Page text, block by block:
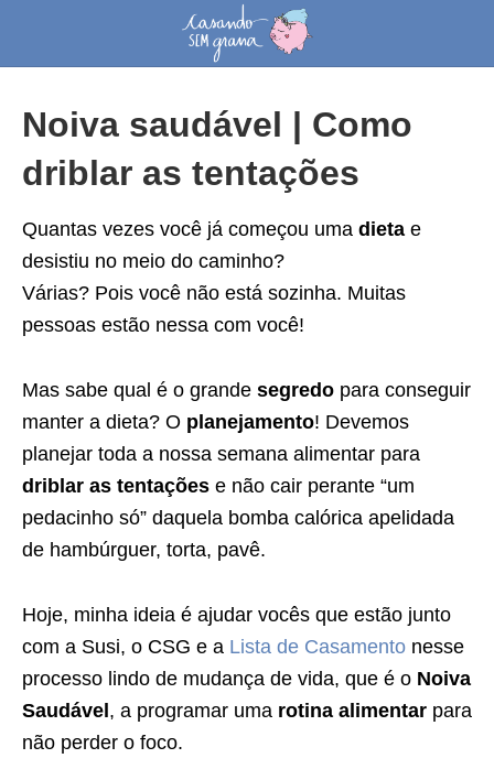
Noiva saudável | Como
driblar as tentações
Quantas vezes você já começou uma dieta e
desistiu no meio do caminho?
Várias? Pois você não está sozinha. Muitas
pessoas estão nessa com você!
Mas sabe qual é o grande segredo para conseguir
manter a dieta? O planejamento! Devemos
planejar toda a nossa semana alimentar para
driblar as tentações e não cair perante “um
pedacinho só” daquela bomba calórica apelidada
de hambúrguer, torta, pavê.
Hoje, minha ideia é ajudar vocês que estão junto
com a Susi, o CSG e a Lista de Casamento nesse
processo lindo de mudança de vida, que é o Noiva
Saudável , a programar uma rotina alimentar para
não perder o foco.